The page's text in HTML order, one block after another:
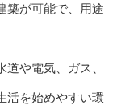
築が可能で、用途
や電気、ガス、
活を始めやすい環